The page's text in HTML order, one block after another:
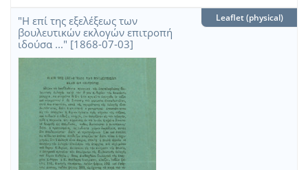
"Η επί της εξελέξεως των
βουλευτικών εκλογών επιτροπή
ιδούσα ..." [1868-07-03]
Leaflet (physical)